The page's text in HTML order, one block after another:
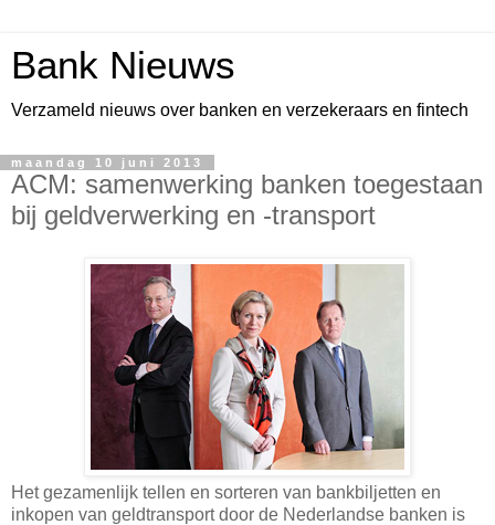
Bank Nieuws
Verzameld nieuws over banken en verzekeraars en fintech
maandag 10 juni 2013
ACM: samenwerking banken toegestaan
bij geldverwerking en -transport
Het gezamenlijk tellen en sorteren van bankbiljetten en
inkopen van geldtransport door de Nederlandse banken is